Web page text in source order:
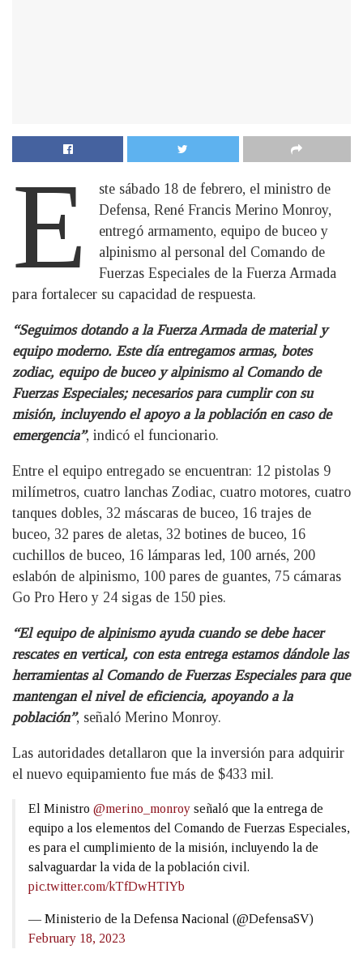
E
ste sábado 18 de febrero, el ministro de
Defensa, René Francis Merino Monroy,
entregó armamento, equipo de buceo y
alpinismo al personal del Comando de
Fuerzas Especiales de la Fuerza Armada
para fortalecer su capacidad de respuesta.
“Seguimos dotando a la Fuerza Armada de material y
equipo moderno. Este día entregamos armas, botes
zodiac, equipo de buceo y alpinismo al Comando de
Fuerzas Especiales; necesarios para cumplir con su
misión, incluyendo el apoyo a la población en caso de
emergencia”, indicó el funcionario.
Entre el equipo entregado se encuentran: 12 pistolas 9
milímetros, cuatro lanchas Zodiac, cuatro motores, cuatro
tanques dobles, 32 máscaras de buceo, 16 trajes de
buceo, 32 pares de aletas, 32 botines de buceo, 16
cuchillos de buceo, 16 lámparas led, 100 arnés, 200
eslabón de alpinismo, 100 pares de guantes, 75 cámaras
Go Pro Hero y 24 sigas de 150 pies.
“El equipo de alpinismo ayuda cuando se debe hacer
rescates en vertical, con esta entrega estamos dándole las
herramientas al Comando de Fuerzas Especiales para que
mantengan el nivel de eficiencia, apoyando a la
población”, señaló Merino Monroy.
Las autoridades detallaron que la inversión para adquirir
el nuevo equipamiento fue más de $433 mil.
El Ministro @merino_monroy señaló que la entrega de
equipo a los elementos del Comando de Fuerzas Especiales,
es para el cumplimiento de la misión, incluyendo la de
salvaguardar la vida de la población civil.
pic.twitter.com/kTfDwHTIYb
— Ministerio de la Defensa Nacional (@DefensaSV)
February 18, 2023